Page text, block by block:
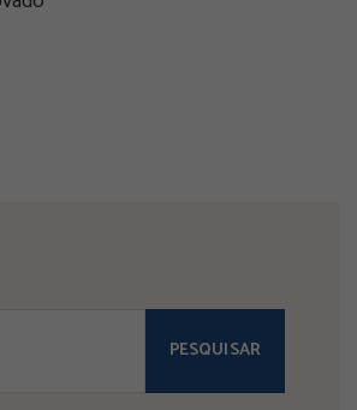
PESQUISAR